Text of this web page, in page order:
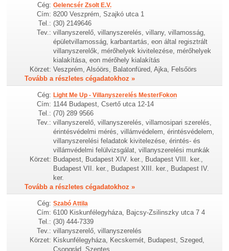
Cég: Gelencsér Zsolt E.V.
Cím: 8200 Veszprém, Szajkó utca 1
Tel.: (30) 2149646
Tev.: villanyszerelő, villanyszerelés, villany, villamosság,
épületvillamosság, karbantartás, eon által regisztrált
villanyszerelők, mérőhelyek kivitelezése, mérőhelyek
kialakítása, eon mérőhely kialakítás
Körzet: Veszprém, Alsóörs, Balatonfüred, Ajka, Felsőörs
Tovább a részletes cégadatokhoz »
Cég: Light Me Up - Villanyszerelés MesterFokon
Cím: 1144 Budapest, Csertő utca 12-14
Tel.: (70) 289 9566
Tev.: villanyszerelő, villanyszerelés, villamosipari szerelés,
érintésvédelmi mérés, villámvédelem, érintésvédelem,
villanyszerelési feladatok kivitelezése, érintés- és
villámvédelmi felülvizsgálat, villanyszerelési munkák
Körzet: Budapest, Budapest XIV. ker., Budapest VIII. ker.,
Budapest VII. ker., Budapest XIII. ker., Budapest IV.
ker.
Tovább a részletes cégadatokhoz »
Cég: Szabó Attila
Cím: 6100 Kiskunfélegyháza, Bajcsy-Zsilinszky utca 7 4
Tel.: (30) 444-7339
Tev.: villanyszerelő, villanyszerelés
Körzet: Kiskunfélegyháza, Kecskemét, Budapest, Szeged,
Csongrád, Szentes